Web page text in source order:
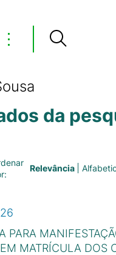
⋮
da
Relevância
PARA
MATRÍCULA DOS